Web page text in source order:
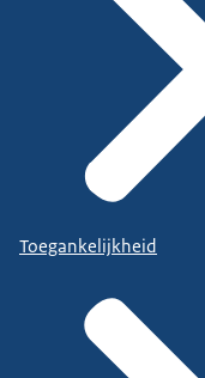
Toegankelijkheid